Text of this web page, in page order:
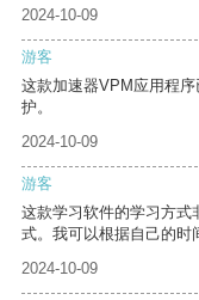
2024-10-09
游客
这款加速器VPM应用程
护。
2024-10-09
游客
这款学习软件的学习方式
式。我可以根据自己的时
2024-10-09